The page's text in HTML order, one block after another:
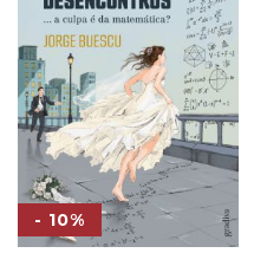
- 10%